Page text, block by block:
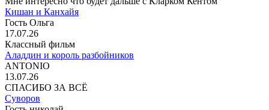
Кишан и Канхайя
Гость Ольга
17.07.26
Классный фильм
Аладдин и король разбойников
ANTONIO
13.07.26
СПАСИБО ЗА ВСЁ
Суворов